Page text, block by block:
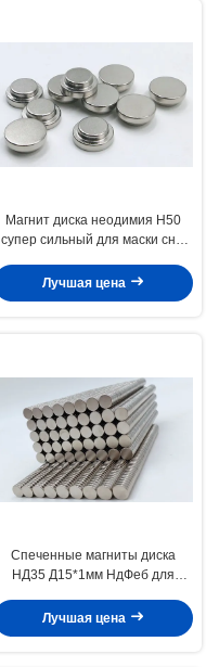
Магнит диска неодимия Н50
супер сильный для маски сна/
Лучшая цена
Спеченные магниты диска
НД35 Д15*1мм НдФеб для
Лучшая цена